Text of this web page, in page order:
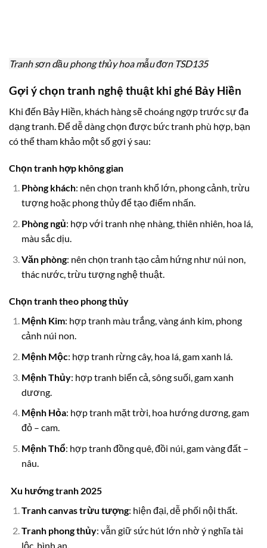
Tranh sơn dầu phong thủy hoa mẫu đơn TSD135
Gợi ý chọn tranh nghệ thuật khi ghé Bảy Hiền
Khi đến Bảy Hiền, khách hàng sẽ choáng ngợp trước sự đa
dạng tranh. Để dễ dàng chọn được bức tranh phù hợp, bạn
có thể tham khảo một số gợi ý sau:
Chọn tranh hợp không gian
Phòng khách: nên chọn tranh khổ lớn, phong cảnh, trừu
tượng hoặc phong thủy để tạo điểm nhấn.
Phòng ngủ: hợp với tranh nhẹ nhàng, thiên nhiên, hoa lá,
màu sắc dịu.
Văn phòng: nên chọn tranh tạo cảm hứng như núi non,
thác nước, trừu tượng nghệ thuật.
Chọn tranh theo phong thủy
Mệnh Kim: hợp tranh màu trắng, vàng ánh kim, phong
cảnh núi non.
Mệnh Mộc: hợp tranh rừng cây, hoa lá, gam xanh lá.
Mệnh Thủy: hợp tranh biển cả, sông suối, gam xanh
dương.
Mệnh Hỏa: hợp tranh mặt trời, hoa hướng dương, gam
đỏ – cam.
Mệnh Thổ: hợp tranh đồng quê, đồi núi, gam vàng đất –
nâu.
Xu hướng tranh 2025
Tranh canvas trừu tượng: hiện đại, dễ phối nội thất.
Tranh phong thủy: vẫn giữ sức hút lớn nhờ ý nghĩa tài
lộc, bình an.